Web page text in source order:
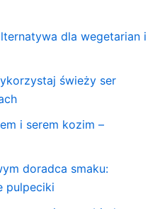
dla wegetarian i
świeży ser
i serem kozim –
doradca smaku:
pulpeciki